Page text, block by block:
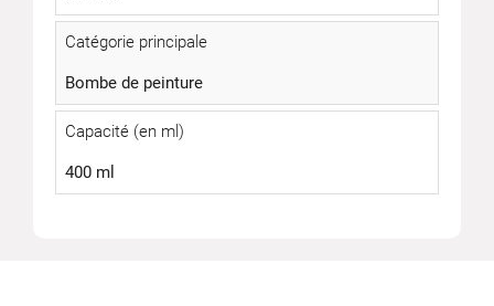
Catégorie principale
Bombe de peinture
Capacité (en ml)
400 ml